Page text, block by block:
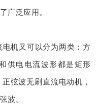
广泛应用。
机又可以分为两类：方
供电电流波形都是矩形
弦波无刷直流电动机，
波。